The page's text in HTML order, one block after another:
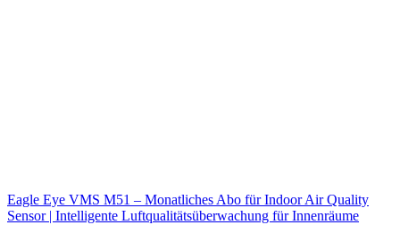
Eagle Eye VMS M51 – Monatliches Abo für Indoor Air Quality
Sensor | Intelligente Luftqualitätsüberwachung für Innenräume